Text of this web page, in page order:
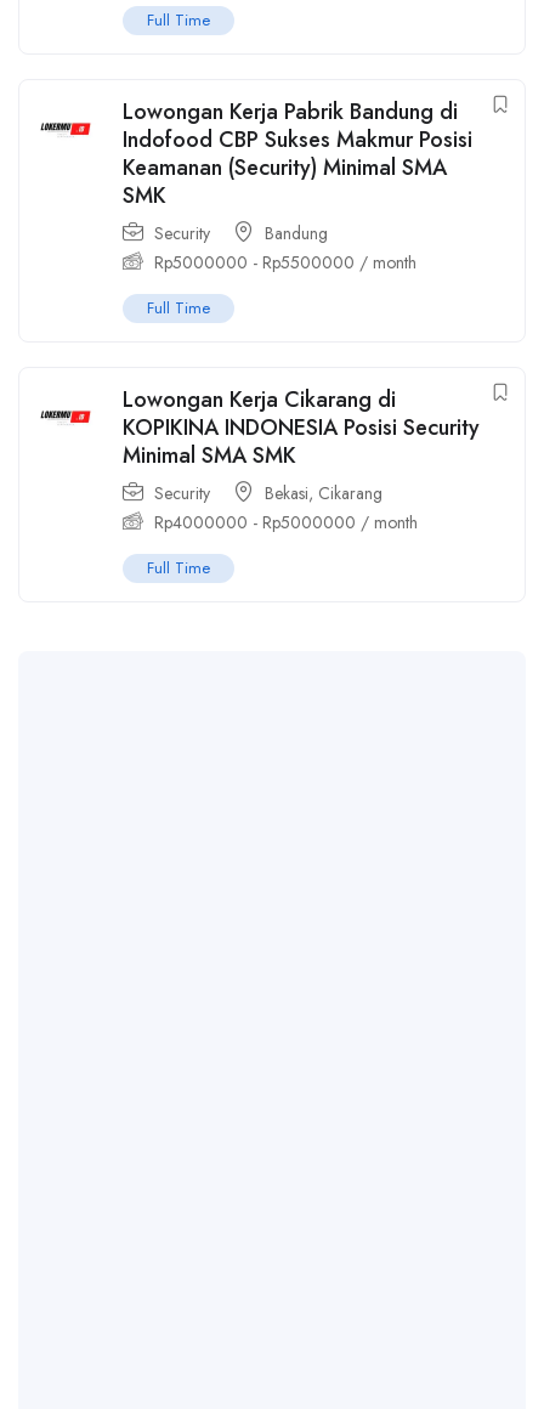
Full Time
Lowongan Kerja Pabrik Bandung di
Indofood CBP Sukses Makmur Posisi
Keamanan (Security) Minimal SMA
SMK
Security
Bandung
Rp5000000 - Rp5500000 / month
Full Time
Lowongan Kerja Cikarang di
KOPIKINA INDONESIA Posisi Security
Minimal SMA SMK
Security Bekasi, Cikarang
Rp4000000 - Rp5000000 / month
Full Time